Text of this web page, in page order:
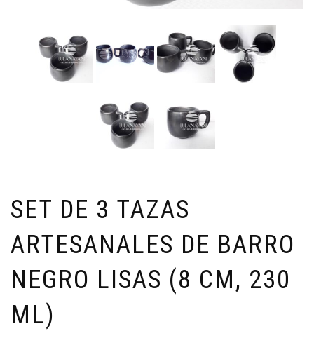
SET DE 3 TAZAS
ARTESANALES DE BARRO
NEGRO LISAS (8 CM, 230
ML)